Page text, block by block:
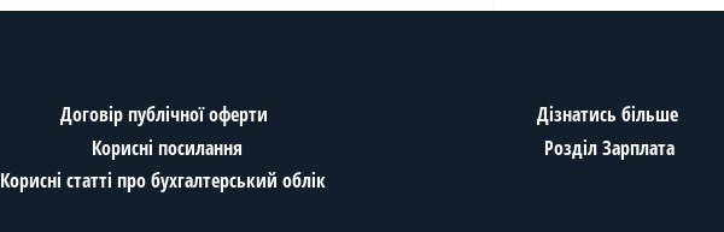
Договір публічної оферти
Дізнатись більше
Корисні посилання
Розділ Зарплата
Корисні статті про бухгалтерський облік